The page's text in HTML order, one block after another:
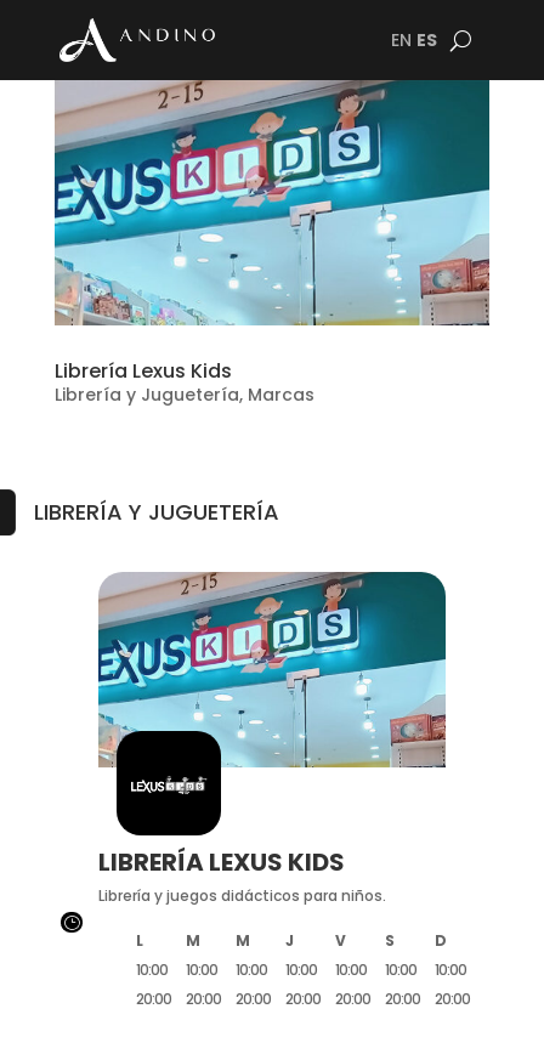
EN ES
Librería Lexus Kids
Librería y Juguetería, Marcas
LIBRERÍA Y JUGUETERÍA
LIBRERÍA LEXUS KIDS
Librería y juegos didácticos para niños.
L M M J V S
D
10:00
20:00
10:00
20:00
10:00
20:00
10:00
20:00
10:00
20:00
10:00
20:00
10:00
20:00
}